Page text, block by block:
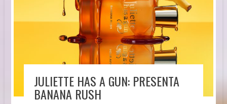
JULIETTE HAS A GUN: PRESENTA
BANANA RUSH